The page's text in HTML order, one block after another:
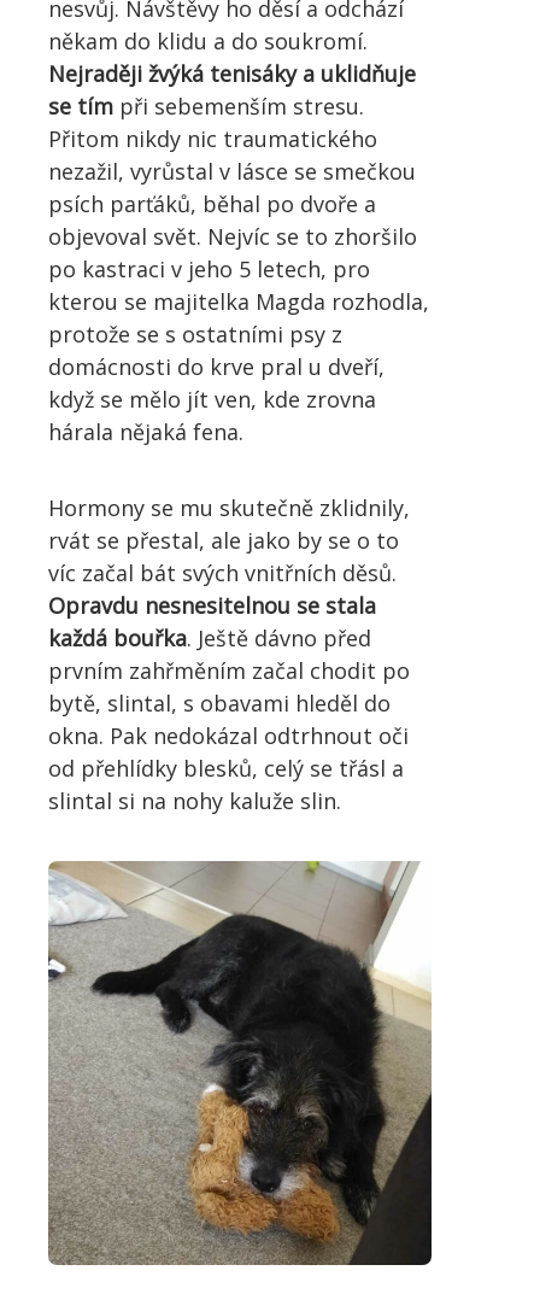
nesvůj. Návštěvy ho děsí a odchází
někam do klidu a do soukromí.
Nejraději žvýká tenisáky a uklidňuje
se tím při sebemenším stresu.
Přitom nikdy nic traumatického
nezažil, vyrůstal v lásce se smečkou
psích parťáků, běhal po dvoře a
objevoval svět. Nejvíc se to zhoršilo
po kastraci v jeho 5 letech, pro
kterou se majitelka Magda rozhodla,
protože se s ostatními psy z
domácnosti do krve pral u dveří,
když se mělo jít ven, kde zrovna
hárala nějaká fena.
Hormony se mu skutečně zklidnily,
rvát se přestal, ale jako by se o to
víc začal bát svých vnitřních děsů.
Opravdu nesnesitelnou se stala
každá bouřka. Ještě dávno před
prvním zahřměním začal chodit po
bytě, slintal, s obavami hleděl do
okna. Pak nedokázal odtrhnout oči
od přehlídky blesků, celý se třásl a
slintal si na nohy kaluže slin.